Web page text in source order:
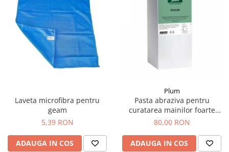
Laveta microfibra pentru
geam
5,39 RON
ADAUGA IN COS
Plum
Pasta abraziva pentru
curatarea mainilor foarte
murdare
80,00 RON
ADAUGA IN COS